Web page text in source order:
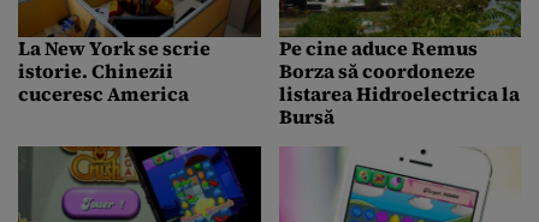
La New York se scrie
istorie. Chinezii
cuceresc America
Pe cine aduce Remus
Borza să coordoneze
listarea Hidroelectrica la
Bursă